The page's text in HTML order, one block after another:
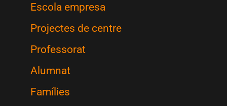
Escola empresa
Projectes de centre
Professorat
Alumnat
Famílies